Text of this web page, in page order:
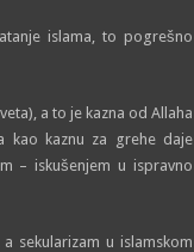
islama, to pogrešno
a to je kazna od Allaha
kao kaznu za grehe daje
– iskušenjem u ispravno
sekularizam u islamskom